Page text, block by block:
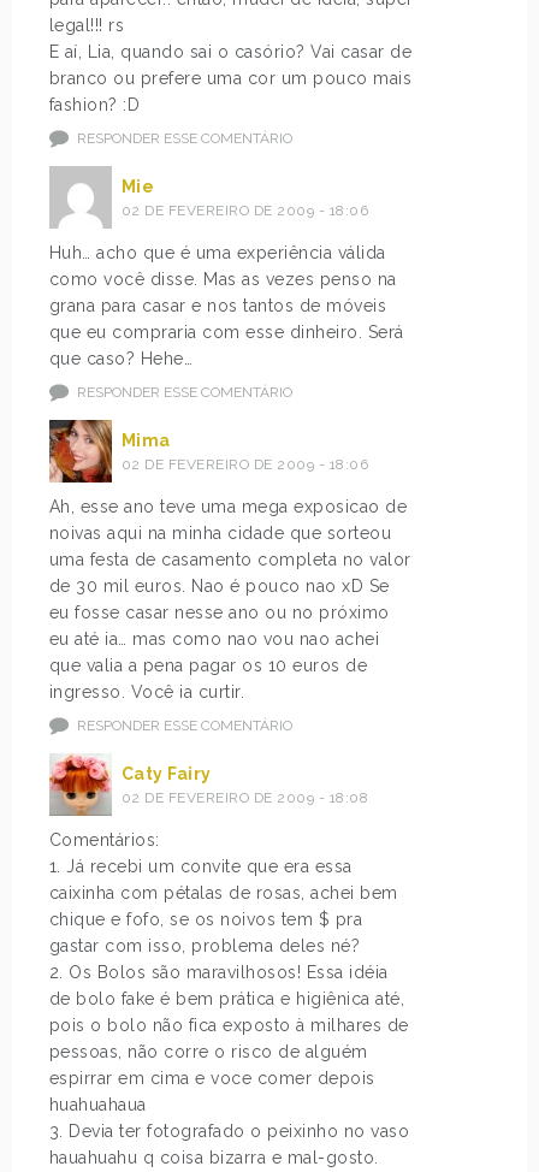
legal!!! rs
E aí, Lia, quando sai o casório? Vai casar de
branco ou prefere uma cor um pouco mais
fashion? :D
RESPONDER ESSE COMENTÁRIO
Mie
02 DE FEVEREIRO DE 2009 - 18:06
Huh… acho que é uma experiência válida
como você disse. Mas as vezes penso na
grana para casar e nos tantos de móveis
que eu compraria com esse dinheiro. Será
que caso? Hehe…
RESPONDER ESSE COMENTÁRIO
Mima
02 DE FEVEREIRO DE 2009 - 18:06
Ah, esse ano teve uma mega exposicao de
noivas aqui na minha cidade que sorteou
uma festa de casamento completa no valor
de 30 mil euros. Nao é pouco nao xD Se
eu fosse casar nesse ano ou no próximo
eu até ia… mas como nao vou nao achei
que valia a pena pagar os 10 euros de
ingresso. Você ia curtir.
RESPONDER ESSE COMENTÁRIO
Caty Fairy
02 DE FEVEREIRO DE 2009 - 18:08
Comentários:
1. Já recebi um convite que era essa
caixinha com pétalas de rosas, achei bem
chique e fofo, se os noivos tem $ pra
gastar com isso, problema deles né?
2. Os Bolos são maravilhosos! Essa idéia
de bolo fake é bem prática e higiênica até,
pois o bolo não fica exposto à milhares de
pessoas, não corre o risco de alguém
espirrar em cima e voce comer depois
huahuahaua
3. Devia ter fotografado o peixinho no vaso
hauahuahu q coisa bizarra e mal-gosto.